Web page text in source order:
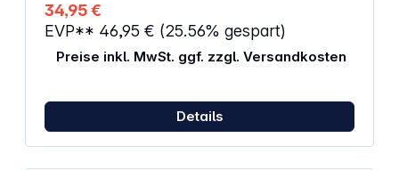
34,95 €
EVP** 46,95 € (25.56% gespart)
Preise inkl. MwSt. ggf. zzgl. Versandkosten
Details